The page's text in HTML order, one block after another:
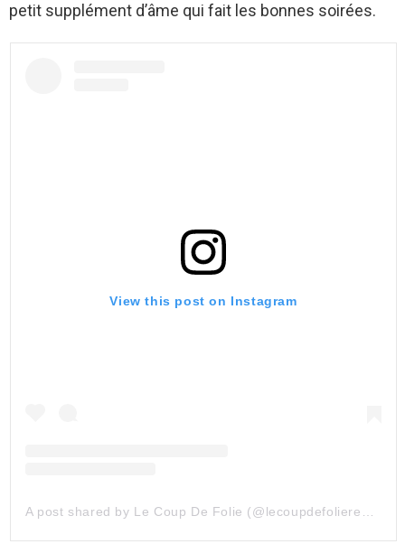
petit supplément d’âme qui fait les bonnes soirées.
View this post on Instagram